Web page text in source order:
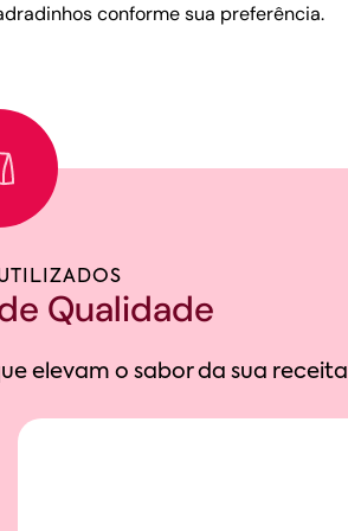
conforme sua preferência.
Qualidade
elevam o sabor da sua receita